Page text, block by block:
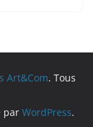
Art&Com. Tous
par WordPress.